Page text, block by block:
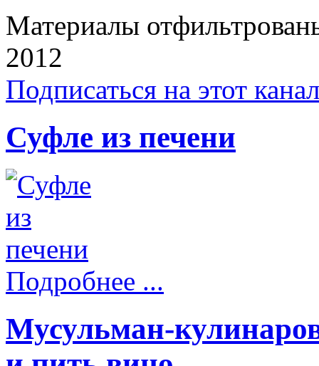
Материалы
2012
Подписаться на этот
Суфле из печени
Подробнее ...
Мусульман-